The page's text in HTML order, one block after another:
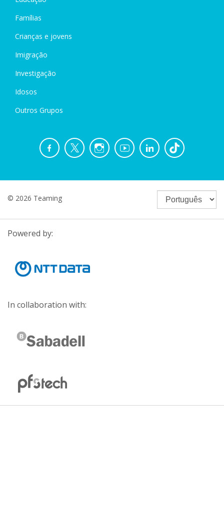
Famílias
Crianças e jovens
Imigração
Investigação
Idosos
Outros Grupos
© 2026 Teaming
Powered by:
In collaboration with: